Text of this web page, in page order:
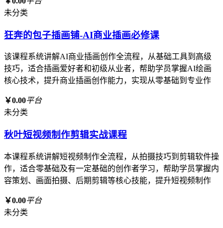
未分类
狂奔的包子插画铺-AI商业插画必修课
该课程系统讲解AI商业插画创作全流程，从基础工具到高级
技巧，适合插画爱好者和初级从业者，帮助学员掌握AI绘画
核心技术，提升商业插画创作能力，实现从零基础到专业作
￥0.00平台
未分类
秋叶短视频制作剪辑实战课程
本课程系统讲解短视频制作全流程，从拍摄技巧到剪辑软件操
作，适合零基础及有一定基础的创作者学习，帮助学员掌握内
容策划、画面拍摄、后期剪辑等核心技能，提升短视频制作
￥0.00平台
未分类